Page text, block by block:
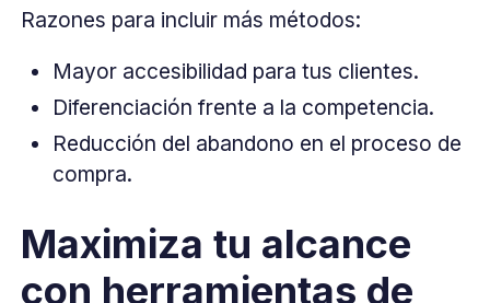
Razones para incluir más métodos:
Mayor accesibilidad para tus clientes.
Diferenciación frente a la competencia.
Reducción del abandono en el proceso de
compra.
Maximiza tu alcance
con herramientas de